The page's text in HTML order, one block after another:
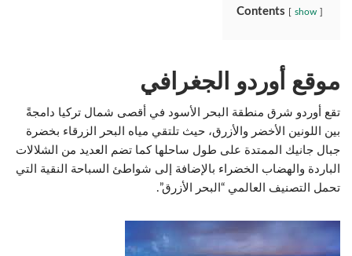
Contents show
موقع أوردو الجغرافي
تقع أوردو شرق منطقة البحر الأسود في أقصى شمال تركيا دامجةً
بين اللونين الأخضر والأزرق، حيث تلتقي مياه البحر الزرقاء بخضرة
جبال جانيك الممتدة على طول ساحلها كما تضم العديد من الشلالات
الباردة والهضاب الخضراء بالإضافة إلى شواطئ السباحة النقية التي
تحمل التصنيف العالمي “البحر الأزرق”.